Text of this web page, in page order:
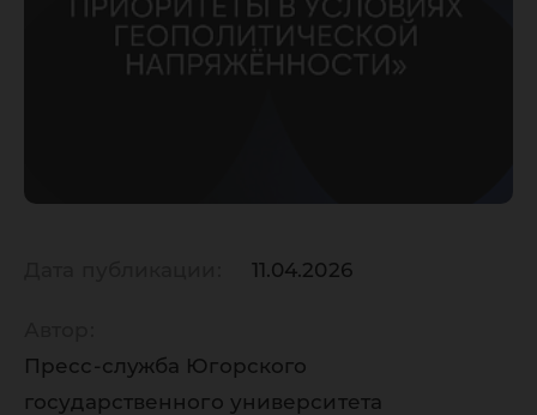
11.04.2026
Пресс-служба Югорского
государственного университета